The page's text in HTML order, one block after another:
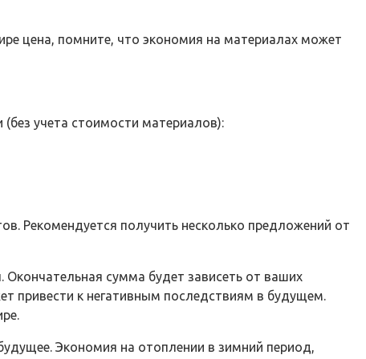
цена, помните, что экономия на материалах может
учета стоимости материалов):
Рекомендуется получить несколько предложений от
сумма будет зависеть от ваших
привести к негативным последствиям в будущем.
Экономия на отоплении в зимний период,